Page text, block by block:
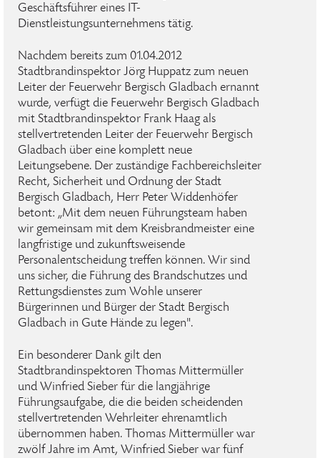
Geschäftsführer eines IT-
Dienstleistungsunternehmens tätig.
Nachdem bereits zum 01.04.2012
Stadtbrandinspektor Jörg Huppatz zum neuen
Leiter der Feuerwehr Bergisch Gladbach ernannt
wurde, verfügt die Feuerwehr Bergisch Gladbach
mit Stadtbrandinspektor Frank Haag als
stellvertretenden Leiter der Feuerwehr Bergisch
Gladbach über eine komplett neue
Leitungsebene. Der zuständige Fachbereichsleiter
Recht, Sicherheit und Ordnung der Stadt
Bergisch Gladbach, Herr Peter Widdenhöfer
betont: „Mit dem neuen Führungsteam haben
wir gemeinsam mit dem Kreisbrandmeister eine
langfristige und zukunftsweisende
Personalentscheidung treffen können. Wir sind
uns sicher, die Führung des Brandschutzes und
Rettungsdienstes zum Wohle unserer
Bürgerinnen und Bürger der Stadt Bergisch
Gladbach in Gute Hände zu legen".
Ein besonderer Dank gilt den
Stadtbrandinspektoren Thomas Mittermüller
und Winfried Sieber für die langjährige
Führungsaufgabe, die die beiden scheidenden
stellvertretenden Wehrleiter ehrenamtlich
übernommen haben. Thomas Mittermüller war
zwölf Jahre im Amt, Winfried Sieber war fünf